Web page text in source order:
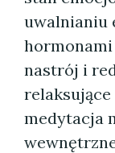
uwalnianiu
nastrój i
medytacja